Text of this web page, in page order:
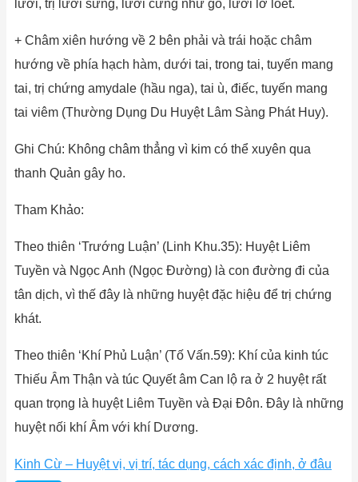
lưỡi, trị lưỡi sưng, lưỡi cứng như gỗ, lưỡi lở loét.
+ Châm xiên hướng về 2 bên phải và trái hoặc châm
hướng về phía hạch hàm, dưới tai, trong tai, tuyến mang
tai, trị chứng amydale (hầu nga), tai ù, điếc, tuyến mang
tai viêm (Thường Dụng Du Huyệt Lâm Sàng Phát Huy).
Ghi Chú: Không châm thẳng vì kim có thể xuyên qua
thanh Quản gây ho.
Tham Khảo:
Theo thiên ‘Trướng Luận’ (Linh Khu.35): Huyệt Liêm
Tuyền và Ngọc Anh (Ngọc Đường) là con đường đi của
tân dịch, vì thế đây là những huyệt đặc hiệu để trị chứng
khát.
Theo thiên ‘Khí Phủ Luận’ (Tố Vấn.59): Khí của kinh túc
Thiếu Âm Thận và túc Quyết âm Can lộ ra ở 2 huyệt rất
quan trọng là huyệt Liêm Tuyền và Đại Đôn. Đây là những
huyệt nối khí Âm với khí Dương.
Kinh Cừ – Huyệt vị, vị trí, tác dụng, cách xác định, ở đâu